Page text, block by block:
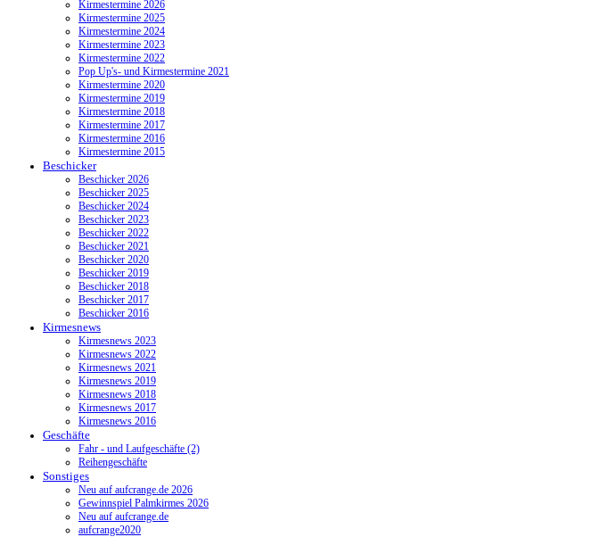
Kirmestermine 2026
Kirmestermine 2025
Kirmestermine 2024
Kirmestermine 2023
Kirmestermine 2022
Pop Up's- und Kirmestermine 2021
Kirmestermine 2020
Kirmestermine 2019
Kirmestermine 2018
Kirmestermine 2017
Kirmestermine 2016
Kirmestermine 2015
Beschicker
Beschicker 2026
Beschicker 2025
Beschicker 2024
Beschicker 2023
Beschicker 2022
Beschicker 2021
Beschicker 2020
Beschicker 2019
Beschicker 2018
Beschicker 2017
Beschicker 2016
Kirmesnews
Kirmesnews 2023
Kirmesnews 2022
Kirmesnews 2021
Kirmesnews 2019
Kirmesnews 2018
Kirmesnews 2017
Kirmesnews 2016
Geschäfte
Fahr - und Laufgeschäfte (2)
Reihengeschäfte
Sonstiges
Neu auf aufcrange.de 2026
Gewinnspiel Palmkirmes 2026
Neu auf aufcrange.de
aufcrange2020